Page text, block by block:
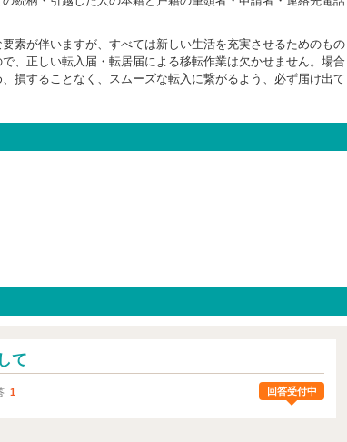
素が伴いますが、すべては新しい生活を充実させるためのもの
、正しい転入届・転居届による移転作業は欠かせません。場合
損することなく、スムーズな転入に繋がるよう、必ず届け出て
て
1 回答受付中